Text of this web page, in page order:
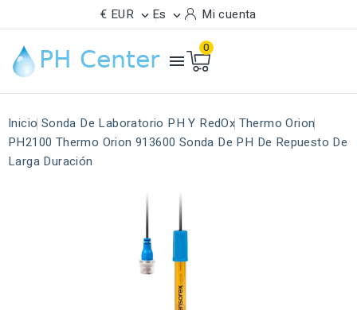
€ EUR  Es  Mi cuenta

0
Inicio Sonda De Laboratorio PH Y RedOx Thermo Orion
PH2100 Thermo Orion 913600 Sonda De PH De Repuesto De
Larga Duración